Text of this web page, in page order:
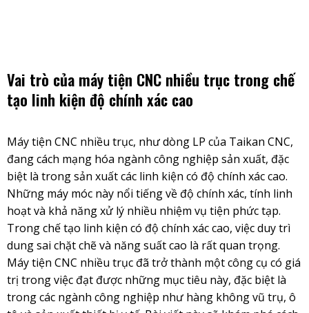
Vai trò của máy tiện CNC nhiều trục trong chế
tạo linh kiện độ chính xác cao
Máy tiện CNC nhiều trục, như dòng LP của Taikan CNC,
đang cách mạng hóa ngành công nghiệp sản xuất, đặc
biệt là trong sản xuất các linh kiện có độ chính xác cao.
Những máy móc này nổi tiếng về độ chính xác, tính linh
hoạt và khả năng xử lý nhiều nhiệm vụ tiện phức tạp.
Trong chế tạo linh kiện có độ chính xác cao, việc duy trì
dung sai chặt chẽ và năng suất cao là rất quan trọng.
Máy tiện CNC nhiều trục đã trở thành một công cụ có giá
trị trong việc đạt được những mục tiêu này, đặc biệt là
trong các ngành công nghiệp như hàng không vũ trụ, ô